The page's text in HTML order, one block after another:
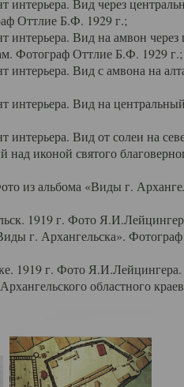
Вид через
Оттлие Б.Ф. 1929 г.;
Вид на амвон через
Фотограф Оттлие Б.Ф. 1929 г.;
Вид с амвона на
Вид на
Вид от солеи на
иконой святого
из альбома «Виды г.
1919 г. Фото
г. Архангельска».
1919 г. Фото Я.И.Лейцингера.
областного